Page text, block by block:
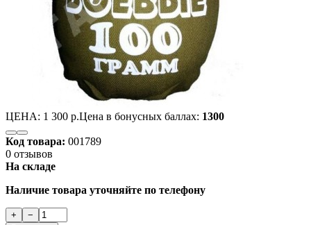
ЦЕНА: 1 300 р.Цена в бонусных баллах: 1300
Код товара: 001789
0 отзывов
На складе
Наличие товара уточняйте по телефону
+
−